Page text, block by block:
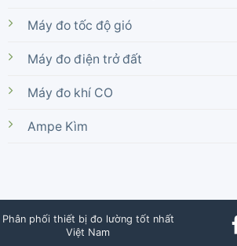
Máy đo tốc độ gió
Máy đo điện trở đất
Máy đo khí CO
Ampe Kìm
Phân phối thiết bị đo lường tốt nhất
Việt Nam